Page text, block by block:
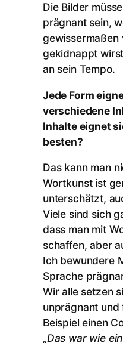
Die Bilder
prägnant sein,
gewissermaßen
gekidnappt
an sein Tempo.
Jede Form
verschiedene
Inhalte eignet
besten?
Das kann man
Wortkunst ist
unterschätzt,
Viele sind sich
dass man mit
schaffen, aber
Ich bewundere
Sprache
Wir alle setzen
unprägnant und
Beispiel einen
„Das war wie